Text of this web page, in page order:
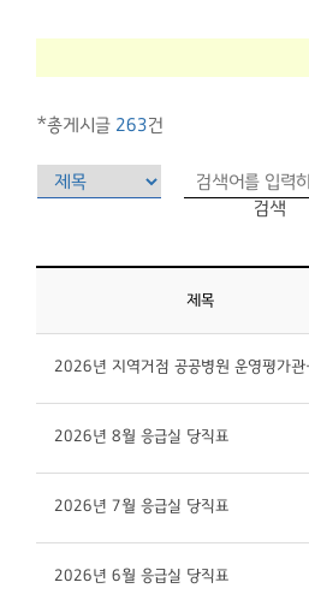
*총게시글 263건
검색
제목
2026년 지
2026년 8월 응급실 당직표
2026년 7월 응급실 당직표
2026년 6월 응급실 당직표